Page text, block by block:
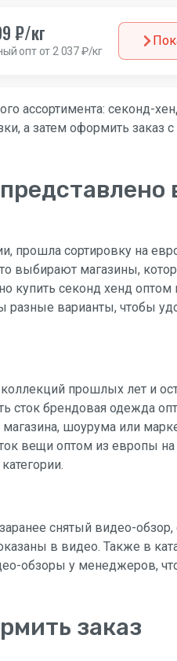
₽/кг
опт от 2 037 ₽/кг
ассортимента: секонд-
а затем оформить заказ
прошла сортировку на
выбирают магазины,
купить секонд хенд оптом
разные варианты, чтобы
прошлых лет и
сток брендовая одежда
шоурума или
вещи оптом из европы
снятый видео-
в видео. Также в
обзоры у менеджеров,
заказ